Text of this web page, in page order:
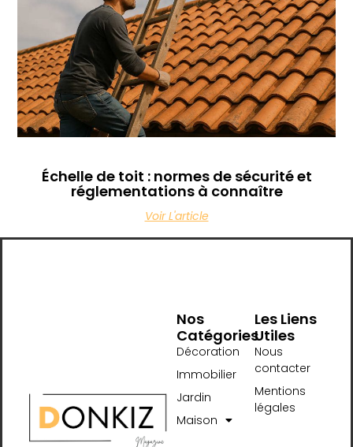
Échelle de toit : normes de sécurité et
réglementations à connaître
Voir L'article
Les Liens
Utiles
Nous
contacter
Mentions
légales
Nos
Catégories
Décoration
Immobilier
Jardin
Maison